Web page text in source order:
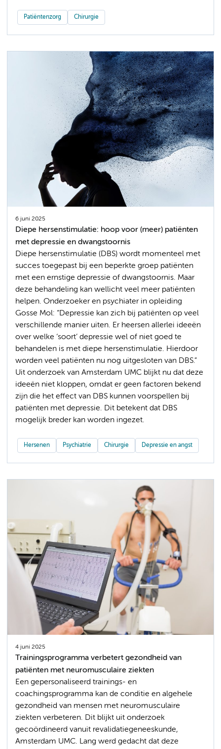
Patiëntenzorg Chirurgie
6 juni 2025
Diepe hersenstimulatie: hoop voor (meer) patiënten
met depressie en dwangstoornis
Diepe hersenstimulatie (DBS) wordt momenteel met
succes toegepast bij een beperkte groep patiënten
met een ernstige depressie of dwangstoornis. Maar
deze behandeling kan wellicht veel meer patiënten
helpen. Onderzoeker en psychiater in opleiding
Gosse Mol: “Depressie kan zich bij patiënten op veel
verschillende manier uiten. Er heersen allerlei ideeën
over welke ‘soort’ depressie wel of niet goed te
behandelen is met diepe hersenstimulatie. Hierdoor
worden veel patiënten nu nog uitgesloten van DBS.”
Uit onderzoek van Amsterdam UMC blijkt nu dat deze
ideeën niet kloppen, omdat er geen factoren bekend
zijn die het effect van DBS kunnen voorspellen bij
patiënten met depressie. Dit betekent dat DBS
mogelijk breder kan worden ingezet.
Hersenen Psychiatrie Chirurgie Depressie en angst
4 juni 2025
Trainingsprogramma verbetert gezondheid van
patiënten met neuromusculaire ziekten
Een gepersonaliseerd trainings- en
coachingsprogramma kan de conditie en algehele
gezondheid van mensen met neuromusculaire
ziekten verbeteren. Dit blijkt uit onderzoek
gecoördineerd vanuit revalidatiegeneeskunde,
Amsterdam UMC. Lang werd gedacht dat deze